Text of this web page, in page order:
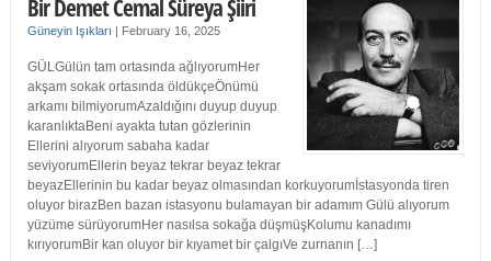
Bir Demet Cemal Süreya Şiiri
Güneyin Işıkları | February 16, 2025
GÜLGülün tam ortasında ağlıyorumHer
akşam sokak ortasında öldükçeÖnümü
arkamı bilmiyorumAzaldığını duyup duyup
karanlıktaBeni ayakta tutan gözlerinin
Ellerini alıyorum sabaha kadar
seviyorumEllerin beyaz tekrar beyaz tekrar
beyazEllerinin bu kadar beyaz olmasından korkuyorumİstasyonda tiren
oluyor birazBen bazan istasyonu bulamayan bir adamım Gülü alıyorum
yüzüme sürüyorumHer nasılsa sokağa düşmüşKolumu kanadımı
kırıyorumBir kan oluyor bir kıyamet bir çalgıVe zurnanın […]